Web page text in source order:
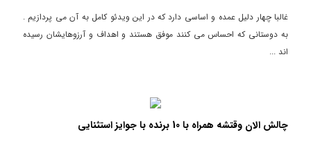
غالبا چهار دلیل عمده و اساسی دارد که در این ویدئو کامل به آن می پردازیم .
به دوستانی که احساس می کنند موفق هستند و اهداف و آرزوهایشان رسیده
اند ...
چالش الان وقتشه همراه با 10 برنده با جوایز استثنایی